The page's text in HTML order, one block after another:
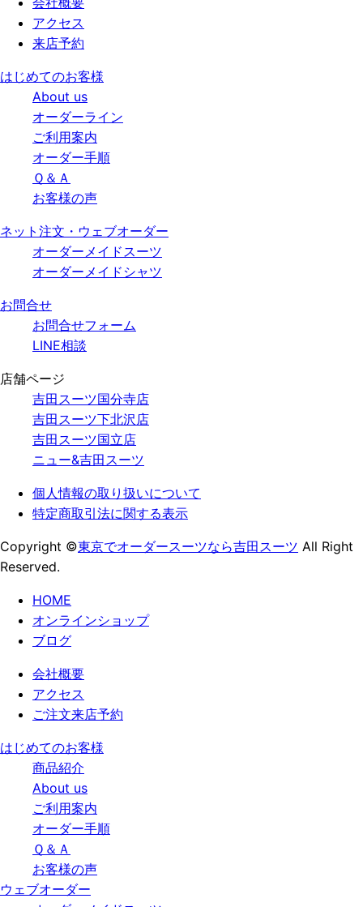
アクセス
来店予約
はじめてのお客様
About us
オーダーライン
ご利用案内
オーダー手順
Ｑ＆Ａ
お客様の声
ネット注文・ウェブオーダー
オーダーメイドスーツ
オーダーメイドシャツ
お問合せ
お問合せフォーム
LINE相談
店舗ページ
吉田スーツ国分寺店
吉田スーツ下北沢店
吉田スーツ国立店
ニュー&吉田スーツ
個人情報の取り扱いについて
特定商取引法に関する表示
Copyright ©東京でオーダースーツなら吉田スーツ All Right
Reserved.
HOME
オンラインショップ
ブログ
会社概要
アクセス
ご注文来店予約
はじめてのお客様
商品紹介
About us
ご利用案内
オーダー手順
Ｑ＆Ａ
お客様の声
ウェブオーダー